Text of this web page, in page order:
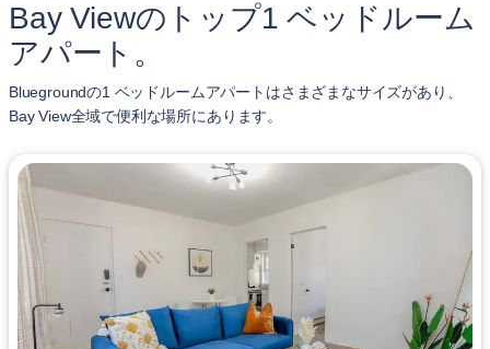
Bay Viewのトップ1 ベッドルーム
アパート。
Bluegroundの1 ベッドルームアパートはさまざまなサイズがあり、
Bay View全域で便利な場所にあります。